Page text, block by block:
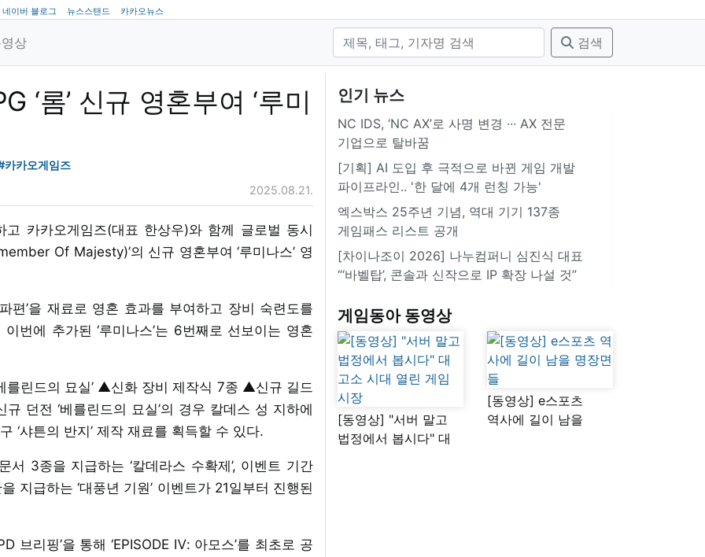
네이버 블로그 뉴스스탠드 카카오뉴스
상 검색
‘롬’ 신규 영혼부여 ‘루미
카카오게임즈
2025.08.21.
카카오게임즈(대표 한상우)와 함께 글로벌 동시
Of Majesty)’의 신규 영혼부여 ‘루미나스’ 영
편’을 재료로 영혼 효과를 부여하고 장비 숙련도를
번에 추가된 ‘루미나스’는 6번째로 선보이는 영혼
린드의 묘실’ ▲신화 장비 제작식 7종 ▲신규 길드
던전 ‘베를린드의 묘실’의 경우 칼데스 성 지하에
‘샤튼의 반지’ 제작 재료를 획득할 수 있다.
3종을 지급하는 ‘칼데라스 수확제’, 이벤트 기간
지급하는 ‘대풍년 기원’ 이벤트가 21일부터 진행된
브리핑’을 통해 ‘EPISODE Ⅳ: 아모스’를 최초로 공
인기 뉴스
NC IDS, ‘NC AX’로 사명 변경 ∙∙∙ AX 전문
기업으로 탈바꿈
[기획] AI 도입 후 극적으로 바뀐 게임 개발
파이프라인.. '한 달에 4개 런칭 가능'
엑스박스 25주년 기념, 역대 기기 137종
게임패스 리스트 공개
[차이나조이 2026] 나누컴퍼니 심진식 대표
“‘바벨탑’, 콘솔과 신작으로 IP 확장 나설 것”
게임동아 동영상
[동영상] "서버 말고
법정에서 봅시다" 대
[동영상] e스포츠
역사에 길이 남을